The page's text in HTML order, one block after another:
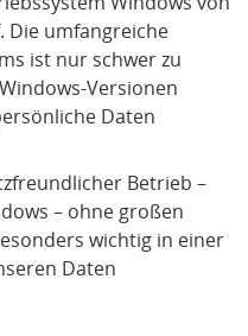
Die umfangreiche
ist nur schwer zu
Versionen
Daten
Betrieb –
– ohne großen
wichtig in einer
Daten